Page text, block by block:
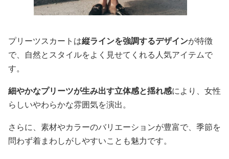
プリーツスカートは縦ラインを強調するデザインが特徴
で、自然とスタイルをよく見せてくれる人気アイテムで
す。
細やかなプリーツが生み出す立体感と揺れ感により、女性
らしいやわらかな雰囲気を演出。
さらに、素材やカラーのバリエーションが豊富で、季節を
問わず着まわしがしやすいことも魅力です。